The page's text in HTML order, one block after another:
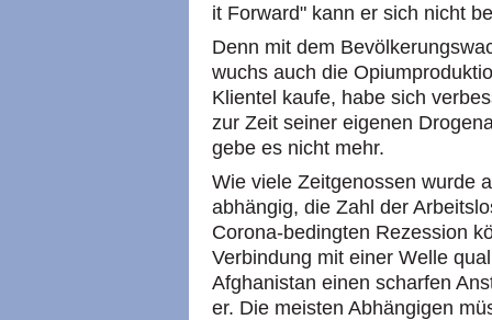
it Forward" kann er sich nicht
Denn mit dem
wuchs auch die
Klientel kaufe, habe sich
zur Zeit seiner eigenen
gebe es nicht mehr.
Wie viele Zeitgenossen wurde
abhängig, die Zahl der
Corona-bedingten Rezession
Verbindung mit einer Welle
Afghanistan einen scharfen
er. Die meisten Abhängigen